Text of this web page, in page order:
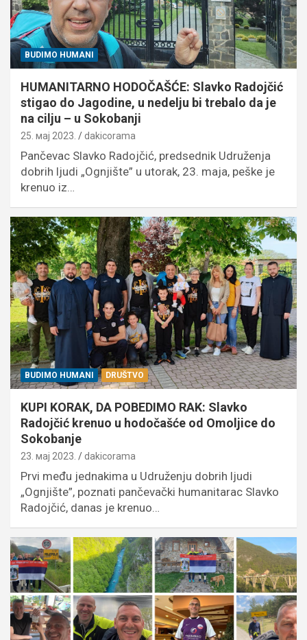
BUDIMO HUMANI
HUMANITARNO HODOČAŠĆE: Slavko Radojčić
stigao do Jagodine, u nedelju bi trebalo da je
na cilju – u Sokobanji
25. мај 2023. dakicorama
Pančevac Slavko Radojčić, predsednik Udruženja
dobrih ljudi „Ognjište” u utorak, 23. maja, peške je
krenuo iz…
BUDIMO HUMANI DRUŠTVO
KUPI KORAK, DA POBEDIMO RAK: Slavko
Radojčić krenuo u hodočašće od Omoljice do
Sokobanje
23. мај 2023. dakicorama
Prvi među jednakima u Udruženju dobrih ljudi
„Ognjište”, poznati pančevački humanitarac Slavko
Radojčić, danas je krenuo…